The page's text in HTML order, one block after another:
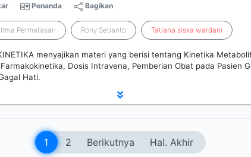
Penanda Bagikan
Permatasari Rony Setianto Tatiana siska wardani
menyajikan materi yang berisi tentang Kinetika
Dosis Intravena, Pemberian Obat pada Pasien
Hati.
1 2 Berikutnya Hal. Akhir